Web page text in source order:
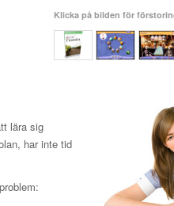
Klicka på bilden för
lära sig
har inte tid